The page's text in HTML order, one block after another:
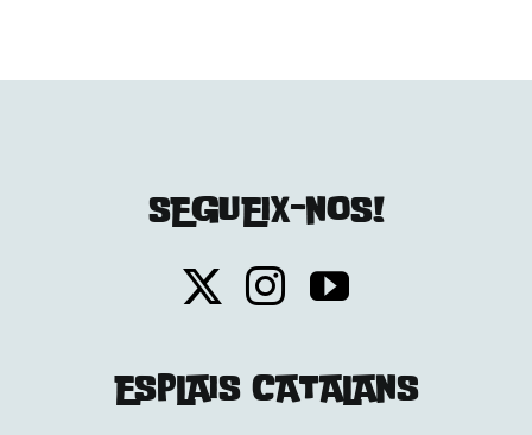
SEGUEIX-NOS!
ESPLAIS CATALANS